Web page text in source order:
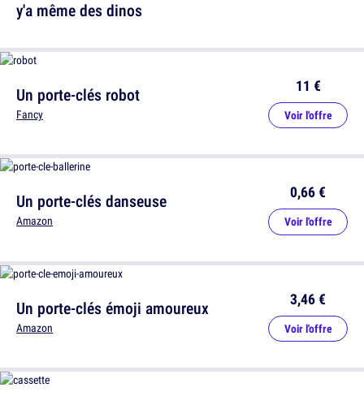
Un porte-clés robot
Fancy
11 €
Voir l'offre
Un porte-clés danseuse
Amazon
0,66 €
Voir l'offre
y'a même des dinos
Un porte-clés émoji amoureux
Amazon
3,46 €
Voir l'offre